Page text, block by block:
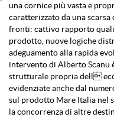
una cornice più vasta e
caratterizzato da una
fronti: cattivo rapporto
prodotto, nuove logiche
adeguamento alla rapida
intervento di Alberto Scanu
strutturale propria dell
evidenziate anche dal
sul prodotto Mare Italia nel
la concorrenza di altre